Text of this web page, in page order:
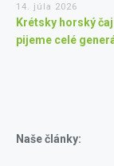
14. júla 2026
Krétsky horský
pijeme celé
Naše články: